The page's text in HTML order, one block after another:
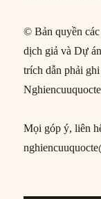
© Bản quyền
dịch giả và Dự
trích dẫn phải
Mọi góp ý, liên